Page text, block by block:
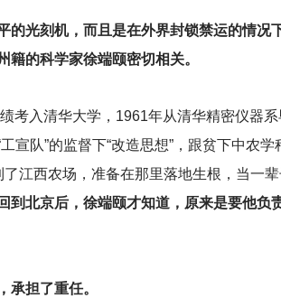
的光刻机，而且是在外界封锁禁运的情况
的科学家徐端颐密切相关。
考入清华大学，1961年从清华精密仪器
宣队”的监督下“改造思想”，跟贫下中农
江西农场，准备在那里落地生根，当一
回到北京后，徐端颐才知道，原来是要他
承担了重任。